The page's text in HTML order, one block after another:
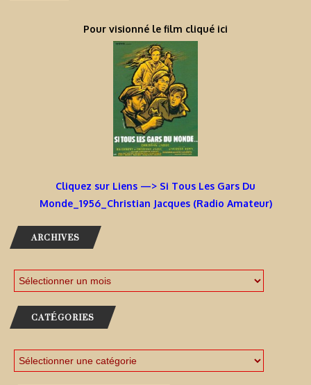
Pour visionné le film cliqué ici
Cliquez sur Liens —> Si Tous Les Gars Du
Monde_1956_Christian Jacques (Radio Amateur)
ARCHIVES
CATÉGORIES